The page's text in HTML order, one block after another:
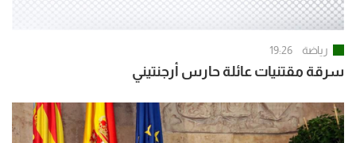
رياضة 19:26
سرقة مقتنيات عائلة حارس أرجنتيني